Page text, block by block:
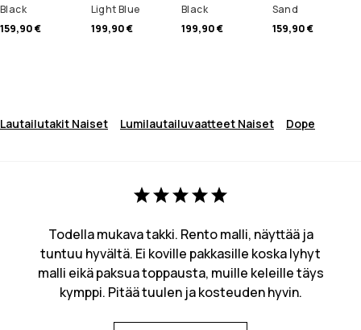
Black
159,90 €
Light Blue
199,90 €
Black
199,90 €
Sand
159,90 €
Lautailutakit Naiset Lumilautailuvaatteet Naiset Dope
Todella mukava takki. Rento malli, näyttää ja
tuntuu hyvältä. Ei koville pakkasille koska lyhyt
malli eikä paksua toppausta, muille keleille täys
kymppi. Pitää tuulen ja kosteuden hyvin.